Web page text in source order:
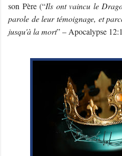
son Père (“Ils ont vaincu le
parole de leur témoignage, et
jusqu'à la mort” – Apocalypse